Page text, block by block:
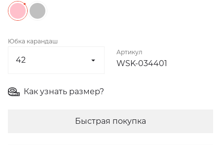
Юбка карандаш
Артикул
WSK-034401
Как узнать размер?
Быстрая покупка